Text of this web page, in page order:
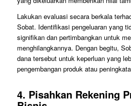
Lakukan evaluasi secara berkala
Sobat. Identifikasi pengeluaran yang
signifikan dan pertimbangkan untuk
menghilangkannya. Dengan begitu,
dana tersebut untuk keperluan yang
pengembangan produk atau
4. Pisahkan Rekening